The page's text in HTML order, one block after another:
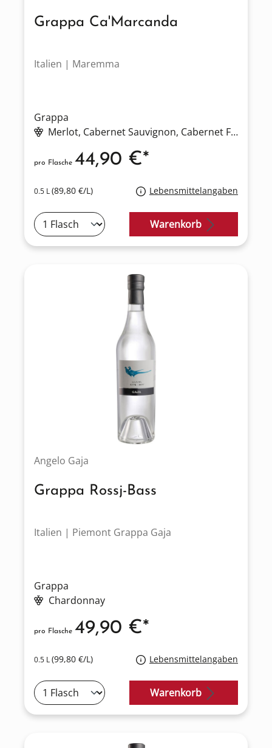
Grappa Ca'Marcanda
Italien | Maremma
Grappa
Merlot, Cabernet Sauvignon, Cabernet Franc
0.5 L(89,80 €/L) Lebensmittelangaben
pro Flasche 44,90 €*
Warenkorb
Angelo Gaja
Grappa Rossj-Bass
Italien | Piemont Grappa Gaja
Grappa
Chardonnay
0.5 L(99,80 €/L) Lebensmittelangaben
pro Flasche 49,90 €*
Warenkorb